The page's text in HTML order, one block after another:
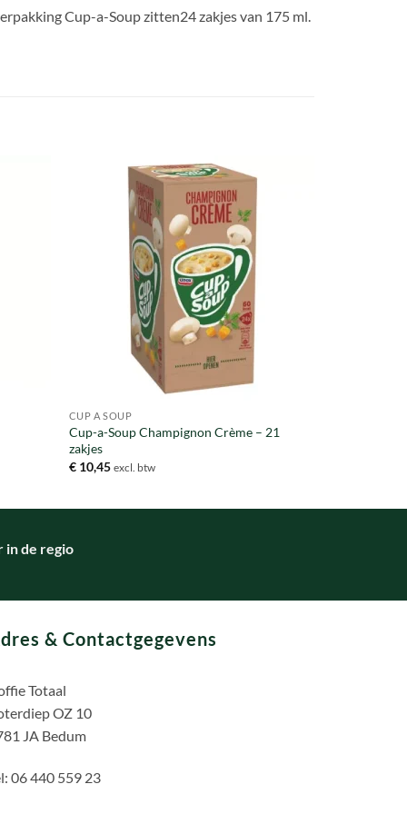
Cup-a-Soup zitten24 zakjes van 175 ml.
CUP A SOUP
Cup-a-Soup Champignon Crème – 21
zakjes
€10,45 excl. btw
in de regio
& Contactgegevens
Totaal
OZ 10
JA Bedum
06 440 559 23